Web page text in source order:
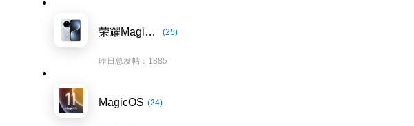
荣耀Magic7系列 (25)
昨日总发帖：1885
MagicOS (24)